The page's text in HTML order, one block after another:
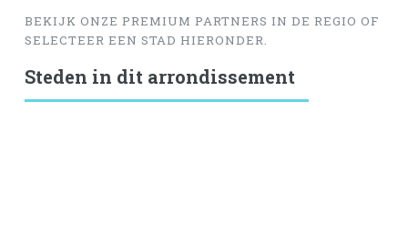
BEKIJK ONZE PREMIUM PARTNERS IN DE REGIO OF
SELECTEER EEN STAD HIERONDER.
Steden in dit arrondissement